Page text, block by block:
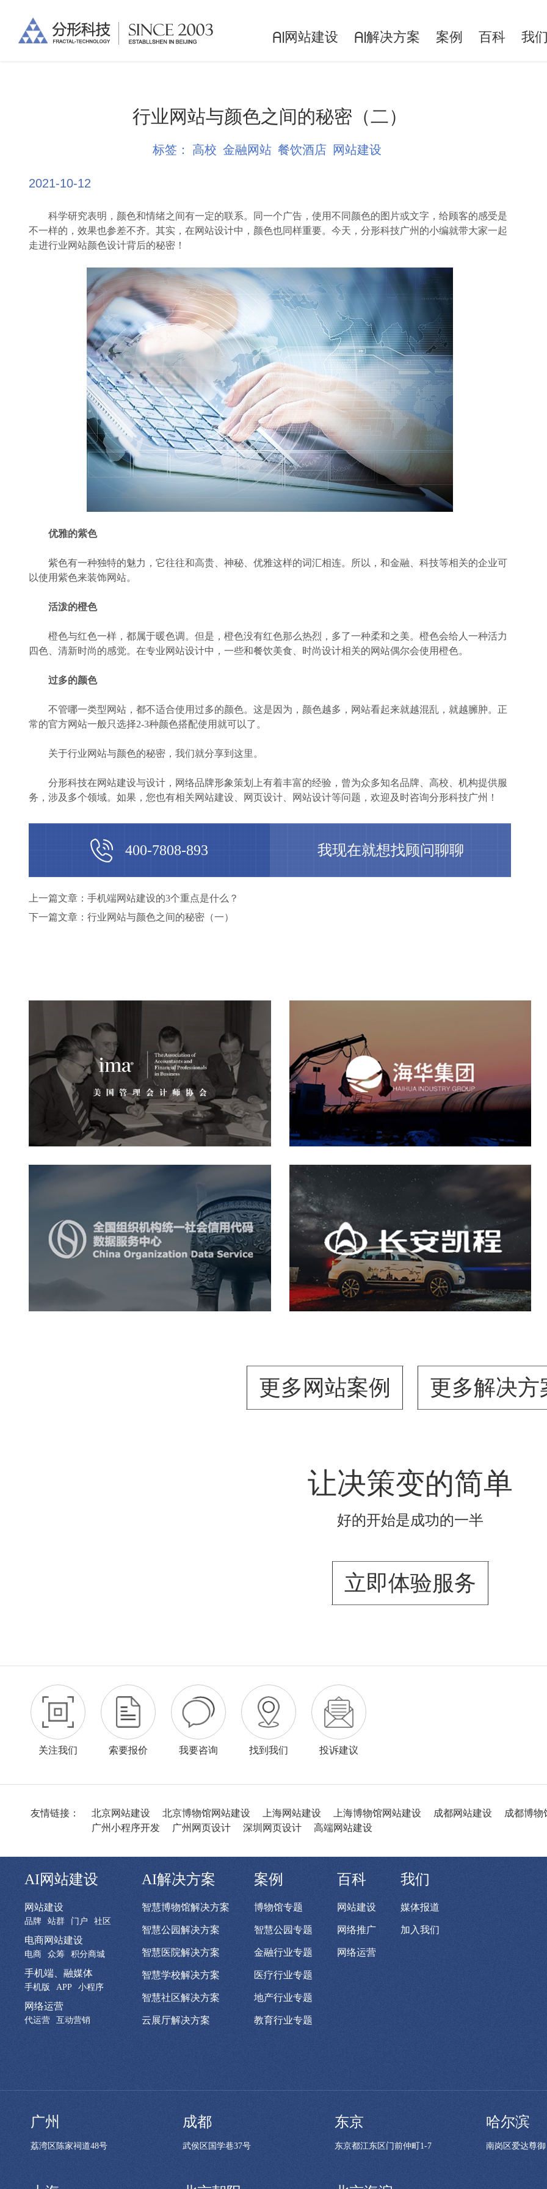
AI 网站建设 AI 解决方案 案例 百科 我
行业网站与颜色之间的秘密（二）
标签： 高校 金融网站 餐饮酒店 网站建设
2021-10-12
科学研究表明，颜色和情绪之间有一定的联系。同一个广告，使用不同颜色的图片或文字，给顾客的感受是
不一样的，效果也参差不齐。其实，在网站设计中，颜色也同样重要。今天，分形科技广州的小编就带大家一起
走进行业网站颜色设计背后的秘密！
优雅的紫色
紫色有一种独特的魅力，它往往和高贵、神秘、优雅这样的词汇相连。所以，和金融、科技等相关的企业可
以使用紫色来装饰网站。
活泼的橙色
橙色与红色一样，都属于暖色调。但是，橙色没有红色那么热烈，多了一种柔和之美。橙色会给人一种活力
四色、清新时尚的感觉。在专业网站设计中，一些和餐饮美食、时尚设计相关的网站偶尔会使用橙色。
过多的颜色
不管哪一类型网站，都不适合使用过多的颜色。这是因为，颜色越多，网站看起来就越混乱，就越臃肿。正
常的官方网站一般只选择2-3种颜色搭配使用就可以了。
关于行业网站与颜色的秘密，我们就分享到这里。
分形科技在网站建设与设计，网络品牌形象策划上有着丰富的经验，曾为众多知名品牌、高校、机构提供服
务，涉及多个领域。如果，您也有相关网站建设、网页设计、网站设计等问题，欢迎及时咨询分形科技广州！
400-7808-893 我现在就想找顾问聊聊
上一篇文章：手机端网站建设的3个重点是什么？
下一篇文章：行业网站与颜色之间的秘密（一）
更多网站案例 更多解决方
让决策变的简单
好的开始是成功的一半
立即体验服务
关注我们 索要报价 我要咨询 找到我们 投诉建议
友情链接： 北京网站建设 北京博物馆网站建设 上海网站建设 上海博物馆网站建设 成都网站建设
成都博物
广州小程序开发
广州网页设计 深圳网页设计 高端网站建设
AI网站建设
网站建设
品牌 站群 门户 社区
电商网站建设
电商 众筹 积分商城
手机端、融媒体
手机版 APP 小程序
网络运营
代运营 互动营销
AI解决方案
智慧博物馆解决方案
智慧公园解决方案
智慧医院解决方案
智慧学校解决方案
智慧社区解决方案
云展厅解决方案
案例
博物馆专题
智慧公园专题
金融行业专题
医疗行业专题
地产行业专题
教育行业专题
百科
网站建设
网络推广
网络运营
我们
媒体报道
加入我们
广州
荔湾区陈家祠道48号
成都
武侯区国学巷37号
东京
东京都江东区门前仲町1-7
哈尔滨
南岗区爱达尊御